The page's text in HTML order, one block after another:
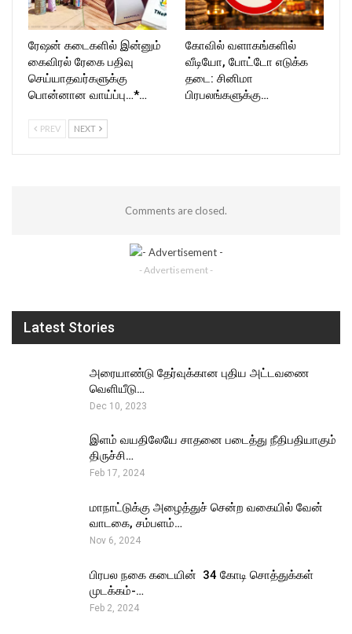
ரேஷன் கடைகளில் இன்னும்
கைவிரல் ரேகை பதிவு
செய்யாதவர்களுக்கு
பொன்னான வாய்ப்பு…*…
கோவில் வளாகங்களில்
வீடியோ, போட்டோ எடுக்க
தடை: சினிமா
பிரபலங்களுக்கு…
PREV NEXT
Comments are closed.
- Advertisement -
Latest Stories
அரையாண்டு தேர்வுக்கான புதிய அட்டவணை
வெளியீடு…
Dec 10, 2023
இளம் வயதிலேயே சாதனை படைத்து நீதிபதியாகும்
திருச்சி…
Feb 17, 2024
மாநாட்டுக்கு அழைத்துச் சென்ற வகையில் வேன்
வாடகை, சம்பளம்…
Nov 6, 2024
பிரபல நகை கடையின் ₹ 34 கோடி சொத்துக்கள்
முடக்கம்-…
Feb 2, 2024